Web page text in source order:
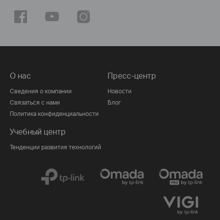
О нас
Сведения о компании
Связаться с нами
Политика конфиденциальности
Пресс-центр
Новости
Блог
Учебный центр
Тенденции развития технологий